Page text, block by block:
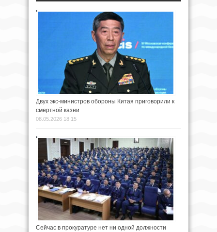
Двух экс-министров обороны Китая приговорили к
смертной казни
08.05.2026 18:15
Сейчас в прокуратуре нет ни одной должности